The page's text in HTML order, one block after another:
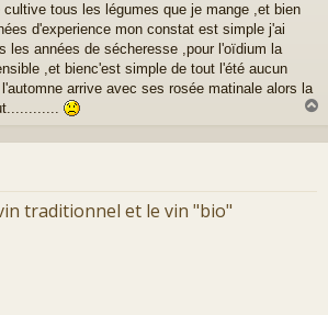
cultive tous les légumes que je mange ,et bien
d'experience mon constat est simple j'ai
les années de sécheresse ,pour l'oïdium la
,et bienc'est simple de tout l'été aucun
arrive avec ses rosée matinale alors la
u
traditionnel et le vin "bio"